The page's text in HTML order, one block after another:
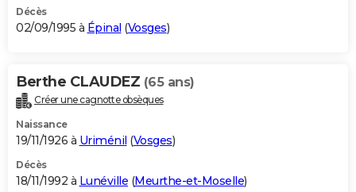
Décès
02/09/1995 à Épinal (Vosges)
Berthe CLAUDEZ (65 ans)
Créer une cagnotte obsèques
Naissance
19/11/1926 à Uriménil (Vosges)
Décès
18/11/1992 à Lunéville (Meurthe-et-Moselle)